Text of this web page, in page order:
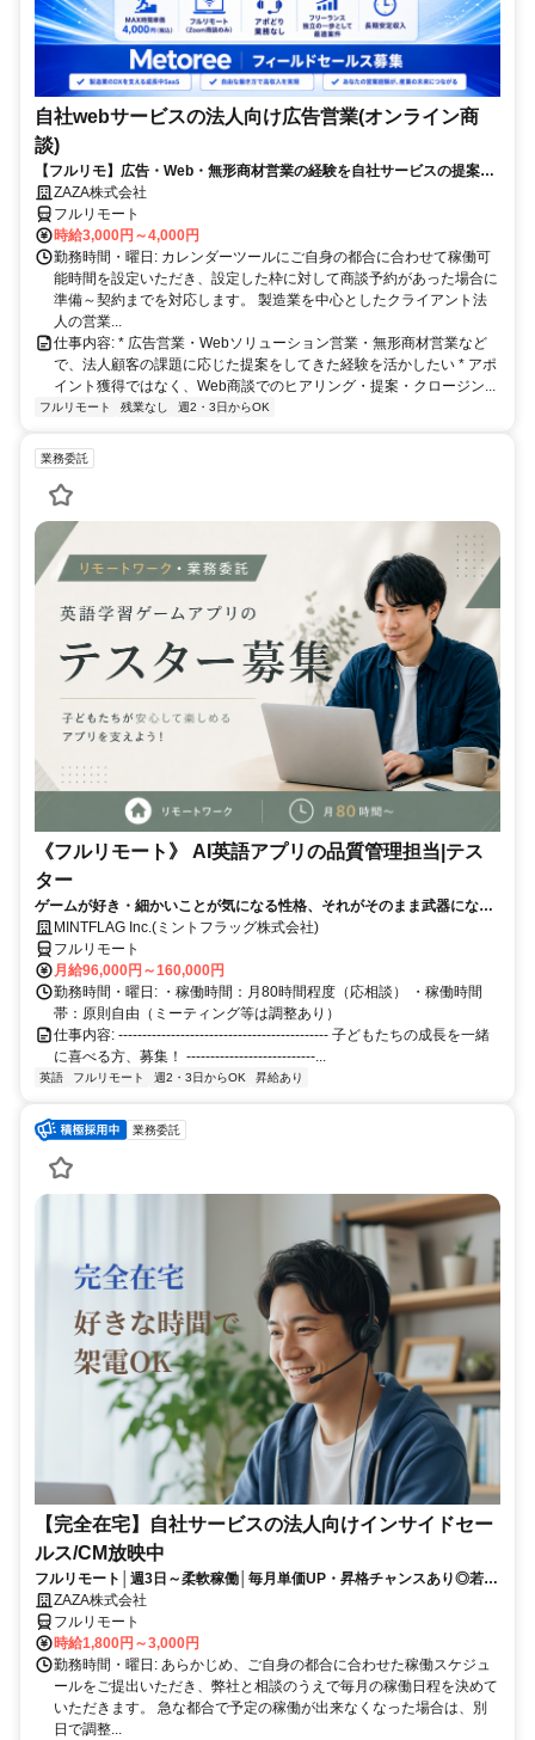
自社webサービスの法人向け広告営業(オンライン商
談)
【フルリモ】広告・Web・無形商材営業の経験を自社サービスの提案営
業へ｜オンライン商談担当
ZAZA株式会社
フルリモート
時給3,000円～4,000円
勤務時間・曜日: カレンダーツールにご自身の都合に合わせて稼働可
能時間を設定いただき、設定した枠に対して商談予約があった場合に
準備～契約までを対応します。 製造業を中心としたクライアント法
人の営業...
仕事内容: * 広告営業・Webソリューション営業・無形商材営業など
で、法人顧客の課題に応じた提案をしてきた経験を活かしたい * アポ
イント獲得ではなく、Web商談でのヒアリング・提案・クロージン...
フルリモート 残業なし 週2・3日からOK
業務委託
《フルリモート》 AI英語アプリの品質管理担当|テス
ター
ゲームが好き・細かいことが気になる性格、それがそのまま武器になる
仕事です！
MINTFLAG Inc.(ミントフラッグ株式会社)
フルリモート
月給96,000円～160,000円
勤務時間・曜日: ・稼働時間：月80時間程度（応相談） ・稼働時間
帯：原則自由（ミーティング等は調整あり）
仕事内容: -------------------------------------------- 子どもたちの成長を一緒
に喜べる方、募集！ ---------------------------...
英語 フルリモート 週2・3日からOK 昇給あり
業務委託
【完全在宅】自社サービスの法人向けインサイドセー
ルス/CM放映中
フルリモート│週3日～柔軟稼働│毎月単価UP・昇格チャンスあり◎若手
が次々成長中！
ZAZA株式会社
フルリモート
時給1,800円～3,000円
勤務時間・曜日: あらかじめ、ご自身の都合に合わせた稼働スケジュ
ールをご提出いただき、弊社と相談のうえで毎月の稼働日程を決めて
いただきます。 急な都合で予定の稼働が出来なくなった場合は、別
日で調整...